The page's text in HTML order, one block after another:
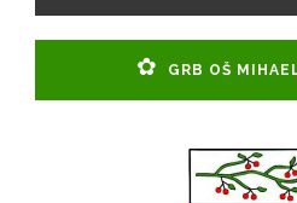
GRB OŠ